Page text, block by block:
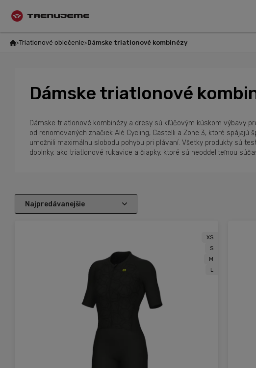
Triatlonové oblečenie Dámske triatlonové kombinézy
Dámske triatlonové
Dámske triatlonové kombinézy a dresy sú kľúčovým kúskom výbavy
od renomovaných značiek Alé Cycling, Castelli a Zone 3, ktoré
umožnili maximálnu slobodu pohybu pri plávaní. Všetky produkty sú
doplnky, ako triatlonové rukavice a čiapky, ktoré sú neoddeliteľnou
XS
S
M
L